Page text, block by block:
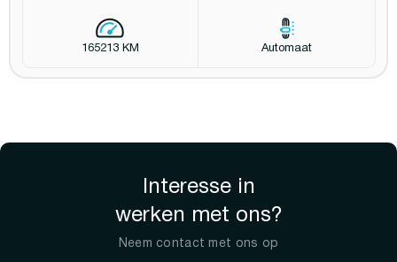
165213 KM Automaat
Interesse in
werken met ons?
Neem contact met ons op